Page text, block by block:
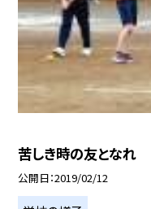
苦しき時の友となれ
公開日 2019/02/12